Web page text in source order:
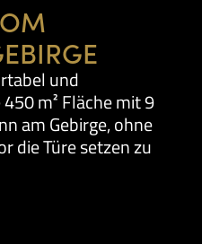
und
m² Fläche mit 9
am Gebirge, ohne
die Türe setzen zu